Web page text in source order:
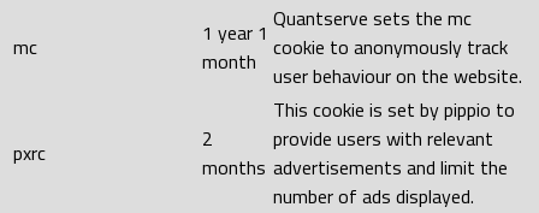
mc
1 year 1
month
Quantserve sets the mc
cookie to anonymously track
user behaviour on the website.
pxrc
2
months
This cookie is set by pippio to
provide users with relevant
advertisements and limit the
number of ads displayed.